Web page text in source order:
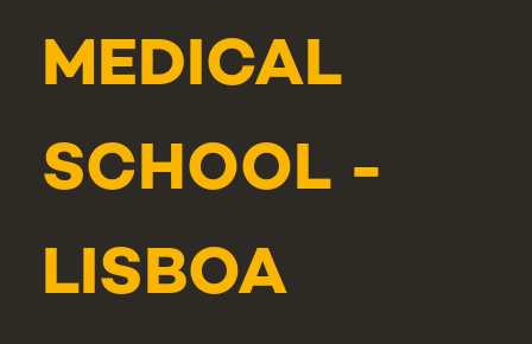
MEDICAL
SCHOOL -
LISBOA